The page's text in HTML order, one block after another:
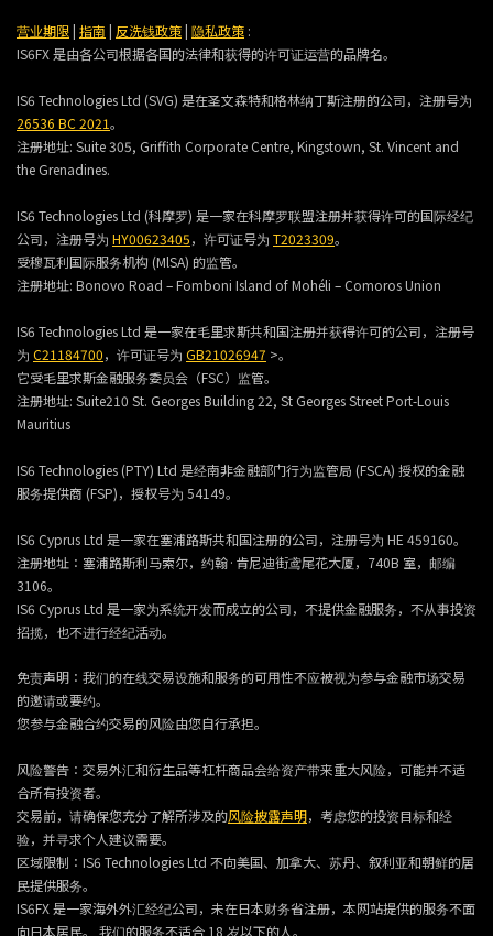
营业期限| 指南 | 反洗钱政策| 隐私政策 :
IS6FX 是由各公司根据各国的法律和获得的许可证运营的品牌名。
IS6 Technologies Ltd (SVG) 是在圣文森特和格林纳丁斯注册的公司，注册号为
26536 BC 2021。
注册地址: Suite 305, Griffith Corporate Centre, Kingstown, St. Vincent and
the Grenadines.
IS6 Technologies Ltd (科摩罗) 是一家在科摩罗联盟注册并获得许可的国际经纪
公司，注册号为 HY00623405，许可证号为 T2023309。
受穆瓦利国际服务机构 (MlSA) 的监管。
注册地址: Bonovo Road – Fomboni Island of Mohéli – Comoros Union
IS6 Technologies Ltd 是一家在毛里求斯共和国注册并获得许可的公司，注册号
为 C21184700，许可证号为 GB21026947 >。
它受毛里求斯金融服务委员会（FSC）监管。
注册地址: Suite210 St. Georges Building 22, St Georges Street Port-Louis
Mauritius
IS6 Technologies (PTY) Ltd 是经南非金融部门行为监管局 (FSCA) 授权的金融
服务提供商 (FSP)，授权号为 54149。
IS6 Cyprus Ltd 是一家在塞浦路斯共和国注册的公司，注册号为 HE 459160。
注册地址：塞浦路斯利马索尔，约翰·肯尼迪街鸢尾花大厦，740B 室，邮编
3106。
IS6 Cyprus Ltd 是一家为系统开发而成立的公司，不提供金融服务，不从事投资
招揽，也不进行经纪活动。
免责声明：我们的在线交易设施和服务的可用性不应被视为参与金融市场交易
的邀请或要约。
您参与金融合约交易的风险由您自行承担。
风险警告：交易外汇和衍生品等杠杆商品会给资产带来重大风险，可能并不适
合所有投资者。
交易前，请确保您充分了解所涉及的风险披露声明，考虑您的投资目标和经
验，并寻求个人建议需要。
区域限制：IS6 Technologies Ltd 不向美国、加拿大、苏丹、叙利亚和朝鲜的居
民提供服务。
IS6FX 是一家海外外汇经纪公司，未在日本财务省注册，本网站提供的服务不面
向日本居民。 我们的服务不适合 18 岁以下的人。